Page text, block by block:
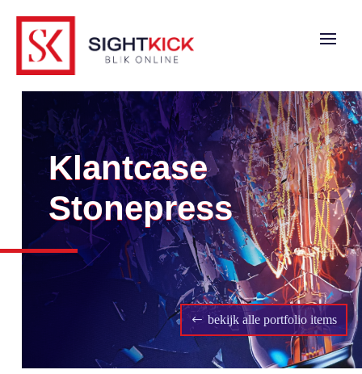
Klantcase
Stonepress
bekijk alle portfolio items